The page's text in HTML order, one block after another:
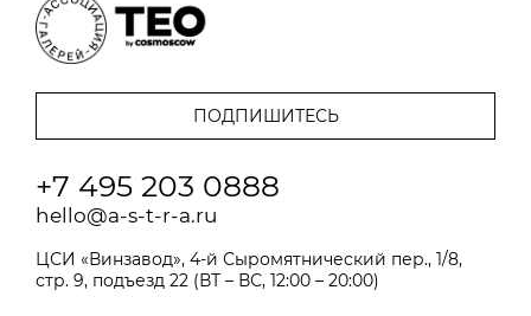
+7 495 203 0888
hello@a-s-t-r-a.ru
ЦСИ «Винзавод», 4-й Сыромятнический пер., 1/8,
стр. 9, подъезд 22 (ВТ – ВС, 12:00 – 20:00)